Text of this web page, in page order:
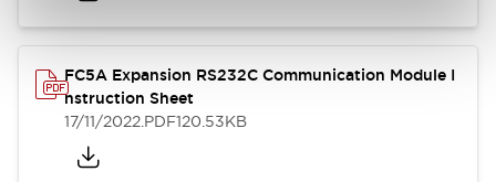
FC5A Expansion RS232C Communication Module I
nstruction Sheet
17/11/2022.PDF120.53KB